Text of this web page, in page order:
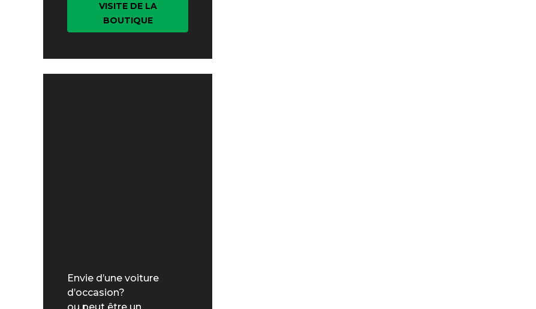
VISITE DE LA
BOUTIQUE
Envie d’une voiture
d’occasion?